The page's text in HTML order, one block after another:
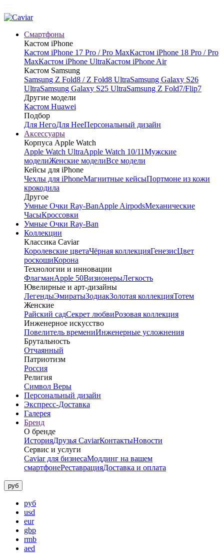
Смартфоны
Кастом iPhone
Кастом iPhone 17 Pro / Pro MaxКастом iPhone 18 Pro / Pro
MaxКастом iPhone UltraКастом iPhone Air
Кастом Samsung
Samsung Z Fold8 / Z Fold8 UltraSamsung Galaxy S26
UltraSamsung Galaxy S25 UltraSamsung Z Fold7/Flip7
Другие модели
Кастом Huawei
Подбор
Для НегоДля НееПерсональный дизайн
Аксессуары
Корпуса Apple Watch
Apple Watch UltraApple Watch 10/11Мужские
моделиЖенские моделиВсе модели
Кейсы для iPhone
Чехлы для iPhoneМагнитные кейсыПортмоне из кожи
крокодила
Другое
Умные Очки Ray-BanApple AirpodsМеханические
ЧасыКроссовки
Умные Очки Ray-Ban
Коллекции
Классика Caviar
Королевские цветаЧёрная коллекцияГенезисЦвет
роскошиКорона
Технологии и инновации
ФлагманApple 50ВизионерыЛегкость
Ювелирные и арт-дизайны
ЛегендыЭмиратыЗодиакЗолотая коллекцияТотем
Женские
Райский садСекрет любвиРозовая коллекция
Инженерное искусство
Повелитель времениИнженерные усложнения
Брутальность
Отчаянный
Патриотизм
Россия
Религия
Символ Веры
Персональный дизайн
Экспресс-Доставка
Галерея
Бренд
О бренде
ИсторияДрузья CaviarКонтактыНовости
Сервис и услуги
Caviar для бизнесаМоддинг на вашем
смартфонеРеставрацияДоставка и оплата
руб
руб
usd
eur
gbp
rmb
aed